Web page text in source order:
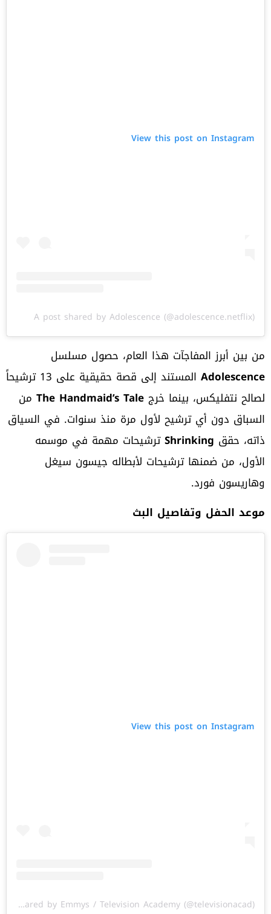
View this post on Instagram
A post shared by Adolescence (@adolescence.netflix)
من بين أبرز المفاجآت هذا العام، حصول مسلسل
Adolescence
المستند إلى قصة حقيقية على 13 ترشيحاً
لصالح نتفليكس، بينما خرج The Handmaid’s Tale من
السباق دون أي ترشيح لأول مرة منذ سنوات. في السياق
ذاته، حقق Shrinkingترشيحات مهمة في موسمه
الأول، من ضمنها ترشيحات لأبطاله جيسون سيغل
وهاريسون فورد.
موعد الحفل وتفاصيل البث
View this post on Instagram
A post shared by Emmys / Television Academy (@televisionacad)